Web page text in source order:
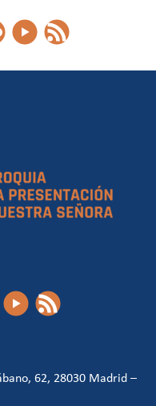
62, 28030 Madrid –